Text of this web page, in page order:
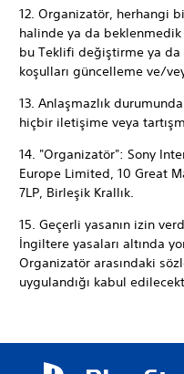
12. Organizatör, herhangi
halinde ya da beklenmedik
bu Teklifi değiştirme ya
koşulları güncelleme ve/
13. Anlaşmazlık
hiçbir iletişime veya
14. "Organizatör": Sony
Europe Limited, 10 Great
7LP, Birleşik Krallık.
15. Geçerli yasanın izin
İngiltere yasaları altında
Organizatör arasındaki
uygulandığı kabul